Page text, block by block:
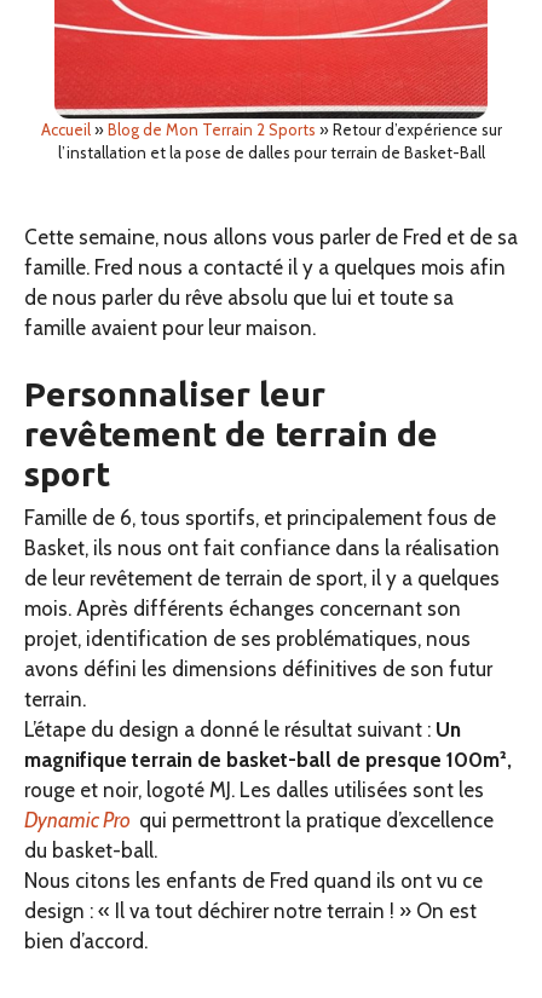
Accueil»Blog de Mon Terrain 2 Sports »Retour d’expérience sur
l’installation et la pose de dalles pour terrain de Basket-Ball
Cette semaine, nous allons vous parler de Fred et de sa
famille. Fred nous a contacté il y a quelques mois afin
de nous parler du rêve absolu que lui et toute sa
famille avaient pour leur maison.
Personnaliser leur
revêtement de terrain de
sport
Famille de 6, tous sportifs, et principalement fous de
Basket, ils nous ont fait confiance dans la réalisation
de leur revêtement de terrain de sport, il y a quelques
mois. Après différents échanges concernant son
projet, identification de ses problématiques, nous
avons défini les dimensions définitives de son futur
terrain.
L’étape du design a donné le résultat suivant : Un
magnifique terrain de basket-ball de presque 100m²,
rouge et noir, logoté MJ. Les dalles utilisées sont les
Dynamic Pro qui permettront la pratique d’excellence
du basket-ball.
Nous citons les enfants de Fred quand ils ont vu ce
design : « Il va tout déchirer notre terrain ! » On est
bien d’accord.